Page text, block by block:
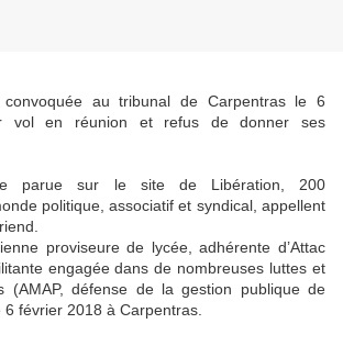
au tribunal de Carpentras le 6
vol en réunion et refus de donner ses
parue sur le site de Libération, 200
politique, associatif et syndical, appellent
proviseure de lycée, adhérente d’Attac
engagée dans de nombreuses luttes et
(AMAP, défense de la gestion publique de
6 février 2018 à Carpentras.